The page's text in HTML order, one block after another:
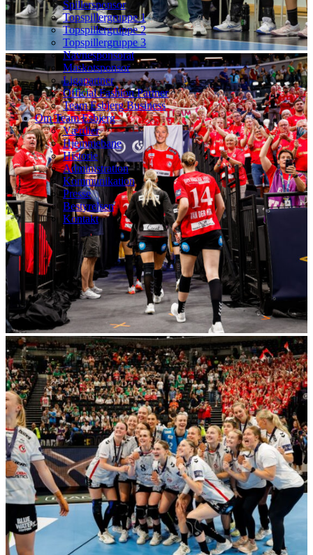
Spillersponsor
Topspillergruppe 1
Topspillergruppe 2
Topspillergruppe 3
Navnesponsorat
Maskotsponsor
Ligapartner
Official Fashion Partner
Team Esbjerg Business
Om Team Esbjerg
Værdier
Hjemmebane
Historie
Administration
Kommunikation
Presse
Bestyrelsen
Kontakt